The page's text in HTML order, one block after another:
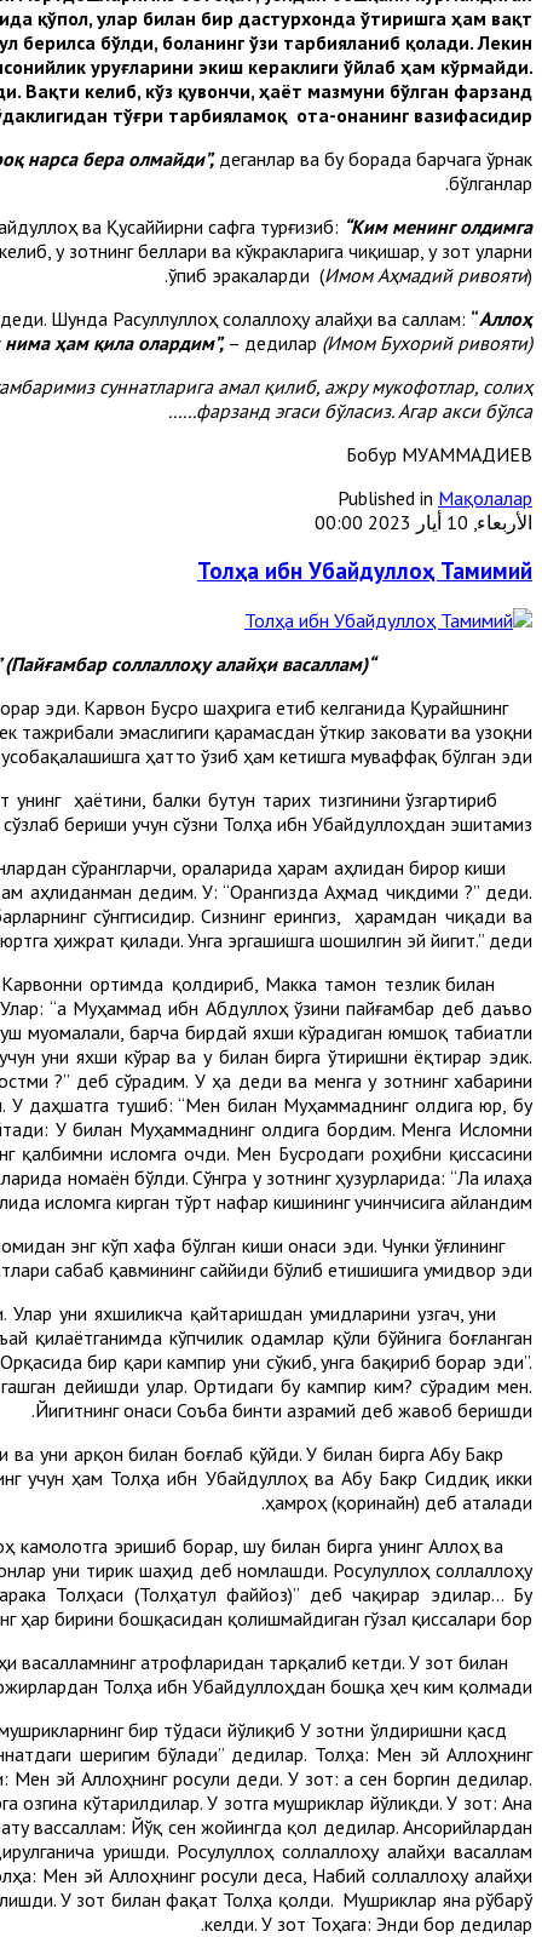
қўпол, улар билан бир дастурхонда ўтиришга ҳам вақт
бўлди, боланинг ўзи тарбияланиб қолади. Лекин
уруғларини экиш кераклиги ўйлаб ҳам кўрмайди.
Вақти келиб, кўз қувончи, ҳаёт мазмуни бўлган фарзанд
тўғри тарбияламоқ ота-онанинг вазифасидир.
нарса бера олмайди”,деганлар ва бу борада барчага ўрнак
бўлганлар.
ва Қусаййирни сафга турғизиб: “Ким менинг олдимга
у зотнинг беллари ва кўкракларига чиқишар, у зот уларни
ўпиб эракаларди (Имом Аҳмадий ривояти).
Шунда Расуллуллоҳ солаллоҳу алайҳи ва саллам: “Аллоҳ
нима ҳам қила олардим”,– дедилар (Имом Бухорий ривояти).
суннатларига амал қилиб, ажру мукофотлар, солиҳ
фарзанд эгаси бўласиз. Агар акси бўлса......
Бобур МУҲАММАДИЕВ
Published in Мақолалар
الأربعاء, 10 أيار 2023 00:00
Толҳа ибн Убайдуллоҳ Тамимий
“Кимни ер юзида юрган шаҳидга қараш хурсанд қилса Толҳа ибн Убайдуллоҳга қарасин” (Пайғамбар соллаллоҳу алайҳи васаллам)
эди. Карвон Бусро шаҳрига етиб келганида Қурайшнинг
эмаслигиги қарамасдан ўткир заковати ва узоқни
ҳатто ўзиб ҳам кетишга муваффақ бўлган эди.
ҳаётини, балки бутун тарих тизгинини ўзгартириб
бериши учун сўзни Толҳа ибн Убайдуллоҳдан эшитамиз.
сўрангларчи, ораларида ҳарам аҳлидан бирор киши
аҳлиданман дедим. У: “Орангизда Аҳмад чиқдими ?” деди.
сўнггисидир. Сизнинг ерингиз, ҳарамдан чиқади ва
ҳижрат қилади. Унга эргашишга шошилгин эй йигит.” деди.
ортимда қолдириб, Макка тамон тезлик билан
“Ҳа Муҳаммад ибн Абдуллоҳ ўзини пайғамбар деб даъво
муомалали, барча бирдай яхши кўрадиган юмшоқ табиатли
уни яхши кўрар ва у билан бирга ўтиришни ёқтирар эдик.
?” деб сўрадим. У ҳа деди ва менга у зотнинг хабарини
У даҳшатга тушиб: “Мен билан Муҳаммаднинг олдига юр, бу
У билан Муҳаммаднинг олдига бордим. Менга Исломни
исломга очди. Мен Бусродаги роҳибни қиссасини
номаён бўлди. Сўнгра у зотнинг ҳузурларида: “Ла илаҳа
исломга кирган тўрт нафар кишининг учинчисига айландим.
энг кўп хафа бўлган киши онаси эди. Чунки ўғлининг
сабаб қавмининг саййиди бўлиб етишишига умидвор эди.
уни яхшиликча қайтаришдан умидларини узгач, уни
кўпчилик одамлар қўли бўйнига боғланган
бир қари кампир уни сўкиб, унга бақириб борар эди”.
дейишди улар. Ортидаги бу кампир ким? сўрадим мен.
Йигитнинг онаси Соъба бинти Ҳазрамий деб жавоб беришди.
уни арқон билан боғлаб қўйди. У билан бирга Абу Бакр
учун ҳам Толҳа ибн Убайдуллоҳ ва Абу Бакр Сиддиқ икки
ҳамроҳ (қоринайн) деб аталади.
камолотга эришиб борар, шу билан бирга унинг Аллоҳ ва
уни тирик шаҳид деб номлашди. Росулуллоҳ соллаллоҳу
Толҳаси (Толҳатул файйоз)” деб чақирар эдилар... Бу
ҳар бирини бошқасидан қолишмайдиган гўзал қиссалари бор.
васалламнинг атрофларидан тарқалиб кетди. У зот билан
Толҳа ибн Убайдуллоҳдан бошқа ҳеч ким қолмади.
бир тўдаси йўлиқиб У зотни ўлдиришни қасд
шеригим бўлади” дедилар. Толҳа: Мен эй Аллоҳнинг
эй Аллоҳнинг росули деди. У зот: Ҳа сен боргин дедилар.
озгина кўтарилдилар. У зотга мушриклар йўлиқди. У зот: Ана
вассаллам: Йўқ сен жойингда қол дедилар. Ансорийлардан
уришди. Росулуллоҳ соллаллоҳу алайҳи васаллам
Мен эй Аллоҳнинг росули деса, Набий соллаллоҳу алайҳи
У зот билан фақат Толҳа қолди. Мушриклар яна рўбарў
келди. У зот Тоҳага: Энди бор дедилар.